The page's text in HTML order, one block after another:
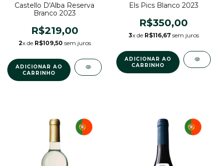
Castello D'Alba Reserva
Branco 2023
R$219,00
2x de R$109,50 sem juros
Els Pics Blanco 2023
R$350,00
3x de R$116,67sem juros